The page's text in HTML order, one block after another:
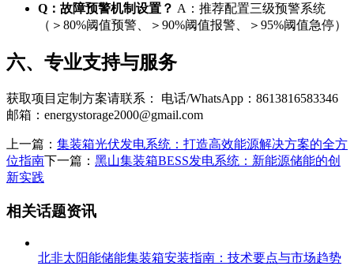
Q：故障预警机制设置？ A：推荐配置三级预警系统
（＞80%阈值预警、＞90%阈值报警、＞95%阈值急停）
六、专业支持与服务
获取项目定制方案请联系： 电话/WhatsApp：8613816583346
邮箱： energystorage2000@gmail.com
上一篇： 集装箱光伏发电系统：打造高效能源解决方案的全方
位指南下一篇： 黑山集装箱BESS发电系统：新能源储能的创
新实践
相关话题资讯
北非太阳能储能集装箱安装指南：技术要点与市场趋势